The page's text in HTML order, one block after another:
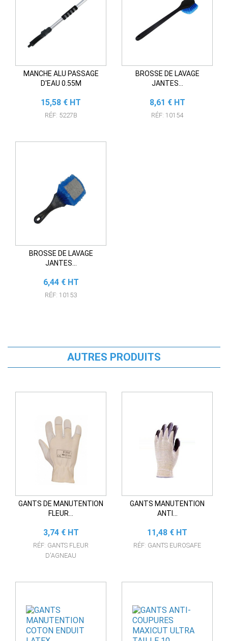
MANCHE ALU PASSAGE
D'EAU 0.55M
Prix
15,58 € HT
RÉF: 5227B
BROSSE DE LAVAGE
JANTES...
Prix
8,61 € HT
RÉF: 10154
BROSSE DE LAVAGE
JANTES...
Prix
6,44 € HT
RÉF: 10153
AUTRES PRODUITS
GANTS DE MANUTENTION
FLEUR...
Prix
3,74 € HT
RÉF: GANTS FLEUR
D'AGNEAU
GANTS MANUTENTION
ANTI...
Prix
11,48 € HT
RÉF: GANTS EUROSAFE